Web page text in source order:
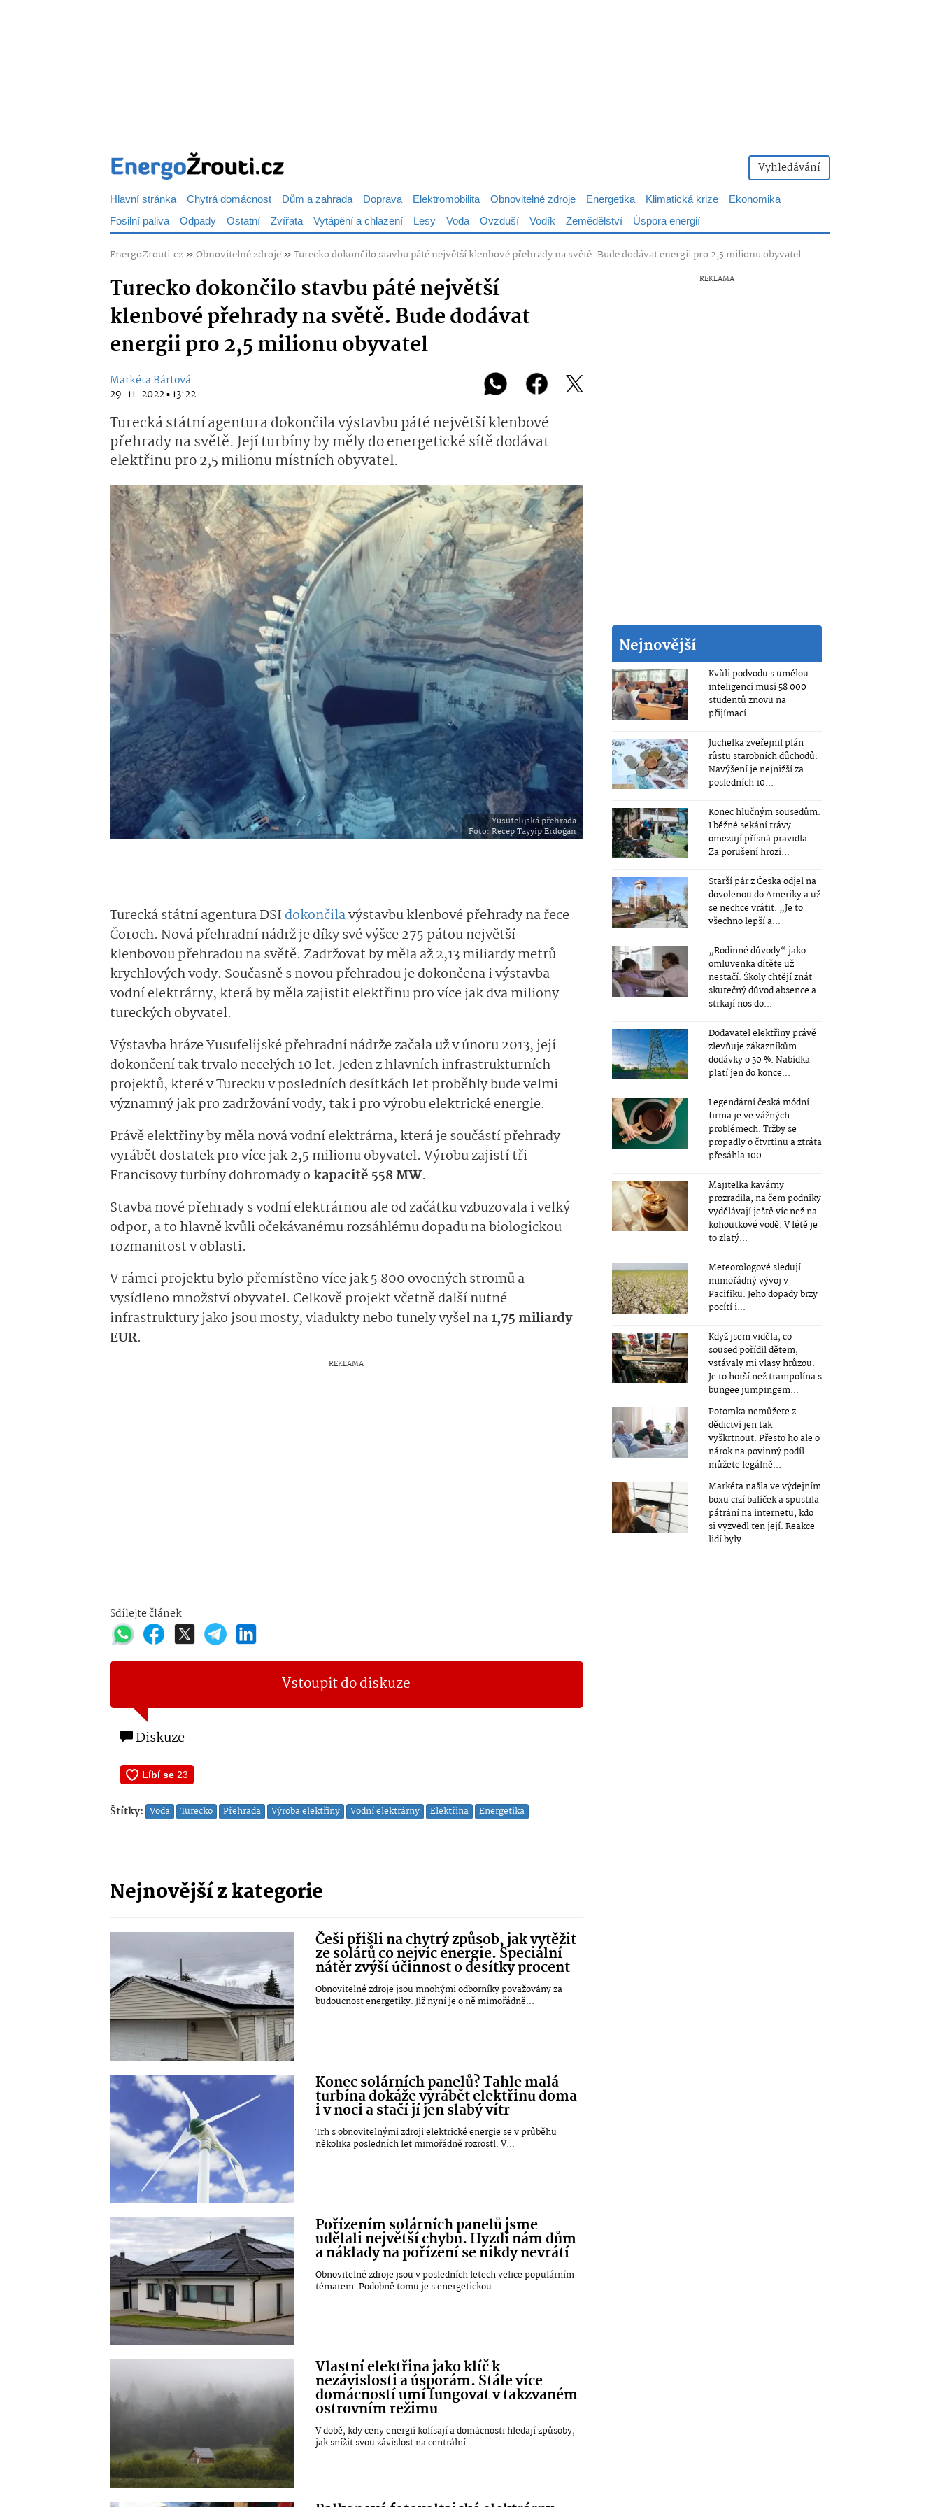
Vyhledávání
Hlavní stránka Chytrá domácnost Dům a zahrada Doprava Elektromobilita Obnovitelné zdroje Energetika Klimatická krize
Ekonomika
Fosilní paliva Odpady Ostatní Zvířata Vytápění a chlazení Lesy Voda Ovzduší Vodík Zemědělství Úspora energií
EnergoZrouti.cz»Obnovitelné zdroje»Turecko dokončilo stavbu páté největší klenbové přehrady na světě. Bude dodávat energii pro 2,5 milionu obyvatel
Turecko dokončilo stavbu páté největší
klenbové přehrady na světě. Bude dodávat
energii pro 2,5 milionu obyvatel
Markéta Bártová
29. 11. 2022 ▪ 13:22
Turecká státní agentura dokončila výstavbu páté největší klenbové
přehrady na světě. Její turbíny by měly do energetické sítě dodávat
elektřinu pro 2,5 milionu místních obyvatel.
Yusufelijská přehrada
Foto: Recep Tayyip Erdoğan
Turecká státní agentura DSI dokončilavýstavbu klenbové přehrady na řece
Čoroch. Nová přehradní nádrž je díky své výšce 275 pátou největší
klenbovou přehradou na světě. Zadržovat by měla až 2,13 miliardy metrů
krychlových vody. Současně s novou přehradou je dokončena i výstavba
vodní elektrárny, která by měla zajistit elektřinu pro více jak dva miliony
tureckých obyvatel.
Výstavba hráze Yusufelijské přehradní nádrže začala už v únoru 2013, její
dokončení tak trvalo necelých 10 let. Jeden z hlavních infrastrukturních
projektů, které v Turecku v posledních desítkách let proběhly bude velmi
významný jak pro zadržování vody, tak i pro výrobu elektrické energie.
Právě elektřiny by měla nová vodní elektrárna, která je součástí přehrady
vyrábět dostatek pro více jak 2,5 milionu obyvatel. Výrobu zajistí tři
Francisovy turbíny dohromady okapacitě 558 MW.
Stavba nové přehrady s vodní elektrárnou ale od začátku vzbuzovala i velký
odpor, a to hlavně kvůli očekávanému rozsáhlému dopadu na biologickou
rozmanitost v oblasti.
V rámci projektu bylo přemístěno více jak 5 800 ovocných stromů a
vysídleno množství obyvatel. Celkově projekt včetně další nutné
infrastruktury jako jsou mosty, viadukty nebo tunely vyšel na1,75 miliardy
EUR.
Sdílejte článek
Vstoupit do diskuze
Diskuze
Štítky: Voda Turecko Přehrada Výroba elektřiny Vodní elektrárny Elektřina Energetika
Nejnovější z kategorie
Češi přišli na chytrý způsob, jak vytěžit
ze solárů co nejvíc energie. Speciální
nátěr zvýší účinnost o desítky procent
Obnovitelné zdroje jsou mnohými odborníky považovány za
budoucnost energetiky. Již nyní je o ně mimořádně...
Konec solárních panelů? Tahle malá
turbína dokáže vyrábět elektřinu doma
i v noci a stačí jí jen slabý vítr
Trh s obnovitelnými zdroji elektrické energie se v průběhu
několika posledních let mimořádně rozrostl. V...
Pořízením solárních panelů jsme
udělali největší chybu. Hyzdí nám dům
a náklady na pořízení se nikdy nevrátí
Obnovitelné zdroje jsou v posledních letech velice populárním
tématem. Podobně tomu je s energetickou...
Vlastní elektřina jako klíč k
nezávislosti a úsporám. Stále více
domácností umí fungovat v takzvaném
ostrovním režimu
V době, kdy ceny energií kolísají a domácnosti hledají způsoby,
jak snížit svou závislost na centrální...
Nejnovější
Kvůli podvodu s umělou
inteligencí musí 58 000
studentů znovu na
přijímací...
Juchelka zveřejnil plán
růstu starobních důchodů:
Navýšení je nejnižší za
posledních 10...
Konec hlučným sousedům:
I běžné sekání trávy
omezují přísná pravidla.
Za porušení hrozí...
Starší pár z Česka odjel na
dovolenou do Ameriky a už
se nechce vrátit: „Je to
všechno lepší a...
„Rodinné důvody“ jako
omluvenka dítěte už
nestačí. Školy chtějí znát
skutečný důvod absence a
strkají nos do...
Dodavatel elektřiny právě
zlevňuje zákazníkům
dodávky o 30 %. Nabídka
platí jen do konce...
Legendární česká módní
firma je ve vážných
problémech. Tržby se
propadly o čtvrtinu a ztráta
přesáhla 100...
Majitelka kavárny
prozradila, na čem podniky
vydělávají ještě víc než na
kohoutkové vodě. V létě je
to zlatý...
Meteorologové sledují
mimořádný vývoj v
Pacifiku. Jeho dopady brzy
pocítí i...
Když jsem viděla, co
soused pořídil dětem,
vstávaly mi vlasy hrůzou.
Je to horší než trampolína s
bungee jumpingem...
Potomka nemůžete z
dědictví jen tak
vyškrtnout. Přesto ho ale o
nárok na povinný podíl
můžete legálně...
Markéta našla ve výdejním
boxu cizí balíček a spustila
pátrání na internetu, kdo
si vyzvedl ten její. Reakce
lidí byly...